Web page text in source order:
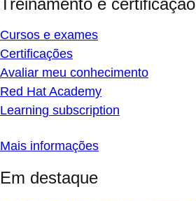
Treinamento e certificação
Cursos e exames
Certificações
Avaliar meu conhecimento
Red Hat Academy
Learning subscription
Mais informações
Em destaque